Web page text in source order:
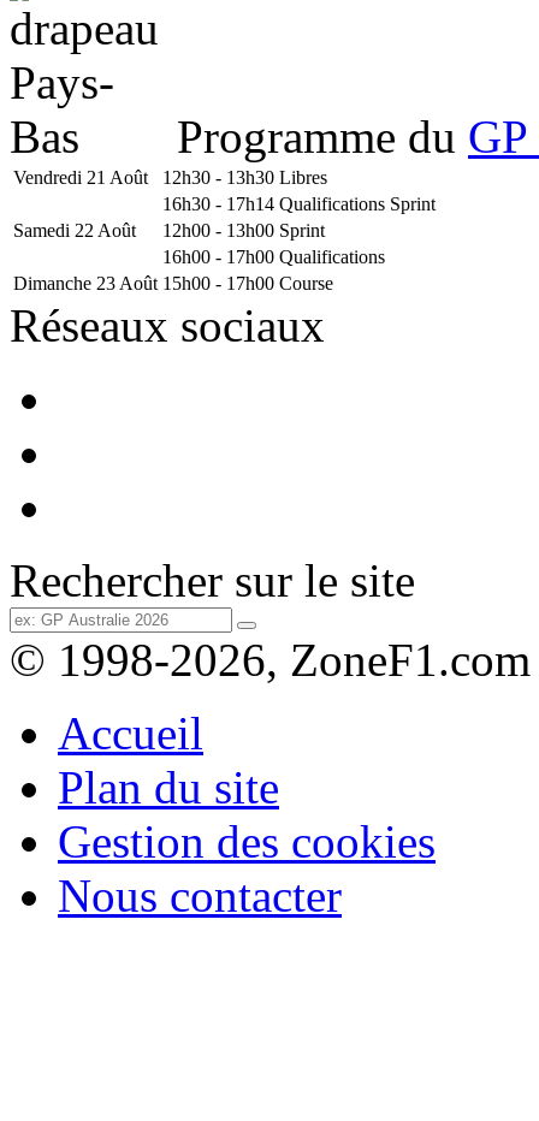
Programme du
Vendredi 21 Août 12h30 - 13h30 Libres
16h30 - 17h14 Qualifications Sprint
Samedi 22 Août
12h00 - 13h00 Sprint
16h00 - 17h00 Qualifications
Dimanche 23 Août 15h00 - 17h00 Course
Réseaux sociaux
Rechercher sur le site
© 1998-2026, ZoneF1.com
Accueil
Plan du site
Gestion des cookies
Nous contacter